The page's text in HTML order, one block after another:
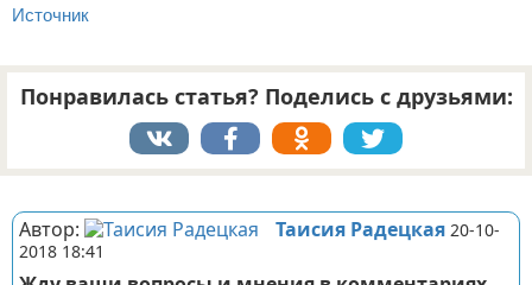
Источник
Понравилась статья? Поделись с друзьями:
Автор: Таисия Радецкая 20-10-
2018 18:41